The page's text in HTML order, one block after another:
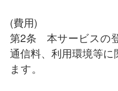
(費用)
第2条 本サービスの
通信料、利用環境等
ます。